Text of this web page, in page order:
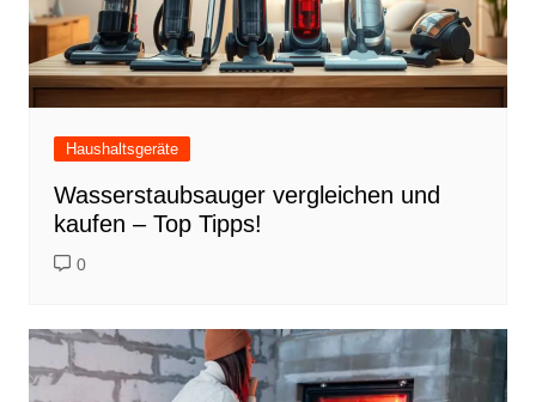
Haushaltsgeräte
Wasserstaubsauger vergleichen und
kaufen – Top Tipps!
0